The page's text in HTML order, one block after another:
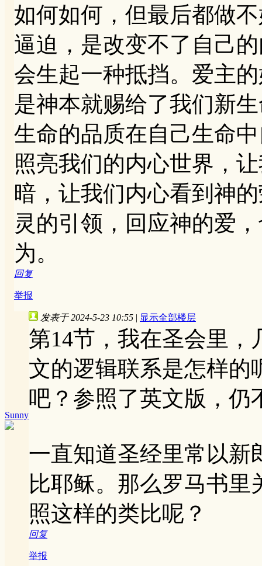
如何如何，但最后都做
逼迫，是改变不了自己
会生起一种抵挡。爱主
是神本就赐给了我们新
生命的品质在自己生命
照亮我们的内心世界，
暗，让我们内心看到神
灵的引领，回应神的爱
为。
回复
举报
Sunny
发表于 2024-5-23 10:55 | 显示全部楼层
第14节，我在圣会里
文的逻辑联系是怎样的
吧？参照了英文版，仍
一直知道圣经里常以新
比耶稣。那么罗马书
照这样的类比呢？
回复
举报